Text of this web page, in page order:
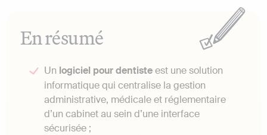
En résumé
Un logiciel pour dentisteest une solution
informatique qui centralise la gestion
administrative, médicale et réglementaire
d’un cabinet au sein d’une interface
sécurisée ;